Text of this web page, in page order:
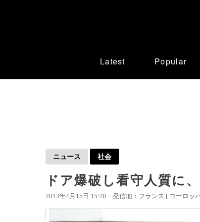
Latest Popular
ニュース 社会
ドア爆破し看守人質に
2013年4月15日 15:28 発信地：フランス [ ヨーロッ